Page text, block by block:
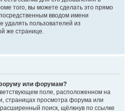
того, вы можете сделать это прямо
вводом имени
удалять пользователей из
же странице.
или форумам?
поле, расположенном на
страницах просмотра форума или
поиск, щёлкнув по ссылке